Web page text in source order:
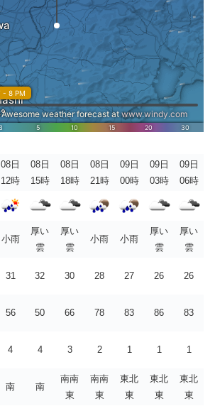
08日
12時
08日
15時
08日
18時
08日
21時
09日
00時
09日
03時
09日
06時
小雨
厚い
雲
厚い
雲
小雨 小雨
厚い
雲
厚い
雲
31 32 30 28 27 26 26
56 50 66 78 83 86 83
4 4 3 2 1 1 1
南 南
南南
東
南南
東
東北
東
東北
東
東北
東